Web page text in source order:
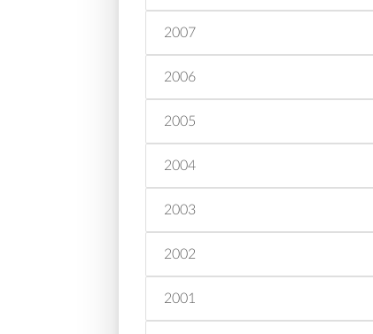
2007
2006
2005
2004
2003
2002
2001